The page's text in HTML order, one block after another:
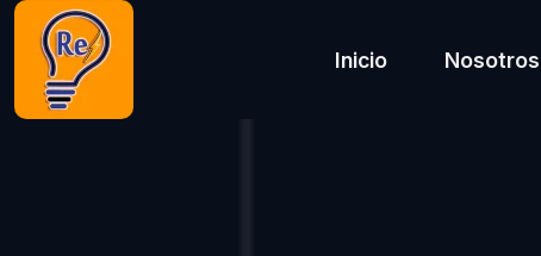
Inicio Nosotros